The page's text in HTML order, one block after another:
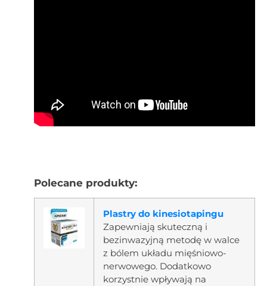
Polecane produkty:
Plastry do kinesiotapingu
Zapewniają skuteczną i
bezinwazyjną metodę w walce
z bólem układu mięśniowo-
nerwowego. Dodatkowo
korzystnie wpływają na